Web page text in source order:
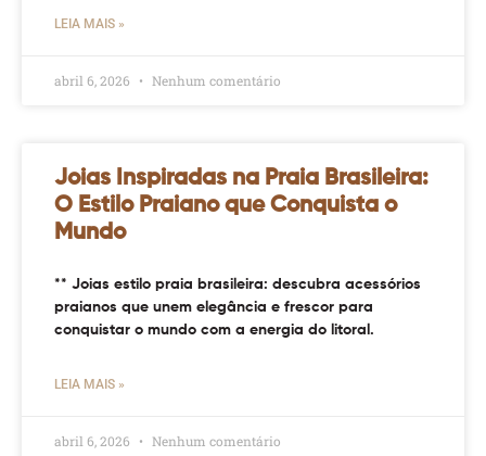
LEIA MAIS »
abril 6, 2026 Nenhum comentário
Joias Inspiradas na Praia Brasileira:
O Estilo Praiano que Conquista o
Mundo
** Joias estilo praia brasileira: descubra acessórios
praianos que unem elegância e frescor para
conquistar o mundo com a energia do litoral.
LEIA MAIS »
abril 6, 2026 Nenhum comentário